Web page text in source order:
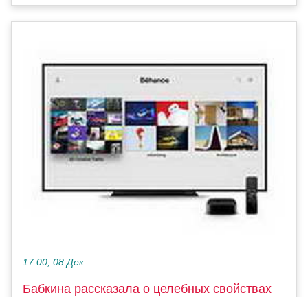
17:00, 08 Дек
Бабкина рассказала о целебных свойствах